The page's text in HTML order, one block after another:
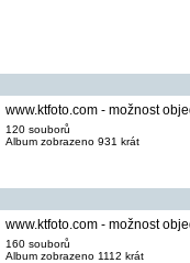
www.ktfoto.com - možnost
120 souborů
Album zobrazeno 931 krát
www.ktfoto.com - možnost
160 souborů
Album zobrazeno 1112 krát